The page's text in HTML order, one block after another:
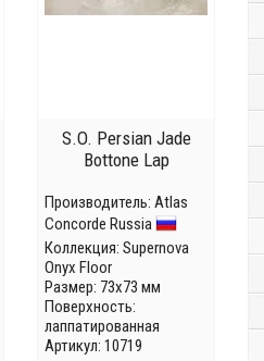
S.O. Persian Jade
Bottone Lap
Производитель: Atlas
Concorde Russia
Коллекция: Supernova
Onyx Floor
Размер: 73x73 мм
Поверхность:
лаппатированная
Артикул: 10719